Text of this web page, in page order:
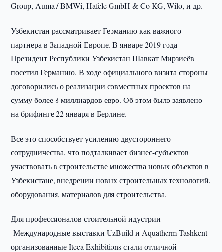
Group, Auma / BMWi, Hafele GmbH & Co KG, Wilo, и др.
Узбекистан рассматривает Германию как важного
партнера в Западной Европе. В январе 2019 года
Президент Республики Узбекистан Шавкат Мирзиеёв
посетил Германию. В ходе официального визита стороны
договорились о реализации совместных проектов на
сумму более 8 миллиардов евро. Об этом было заявлено
на брифинге 22 января в Берлине.
Все это способствует усилению двустороннего
сотрудничества, что подталкивает бизнес-субъектов
участвовать в строительстве множества новых объектов в
Узбекистане, внедрении новых строительных технологий,
оборудования, материалов для строительства.
Для профессионалов стоительной идустрии
Международные выставки UzBuild и Aquatherm Tashkent
организованные Iteca Exhibitions стали отличной